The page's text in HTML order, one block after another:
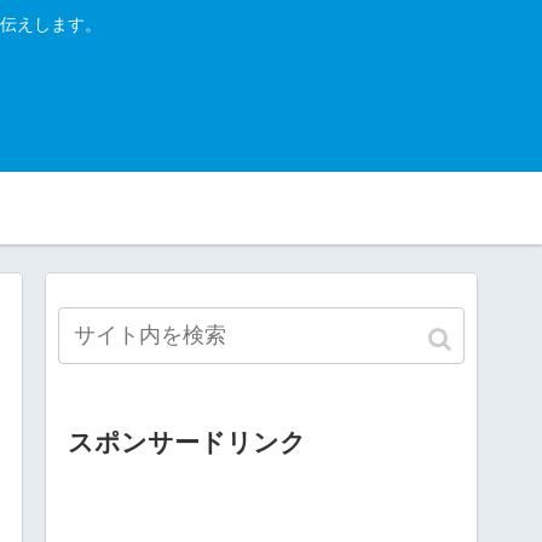
えします。
スポンサードリンク